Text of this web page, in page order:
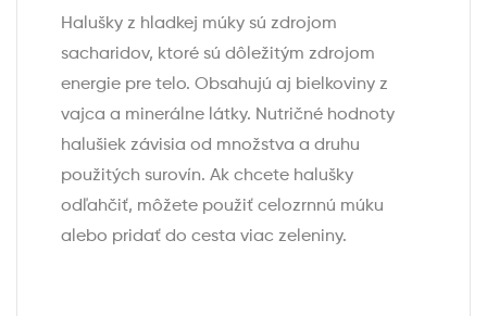
Halušky z hladkej múky sú zdrojom
sacharidov, ktoré sú dôležitým zdrojom
energie pre telo. Obsahujú aj bielkoviny z
vajca a minerálne látky. Nutričné hodnoty
halušiek závisia od množstva a druhu
použitých surovín. Ak chcete halušky
odľahčiť, môžete použiť celozrnnú múku
alebo pridať do cesta viac zeleniny.